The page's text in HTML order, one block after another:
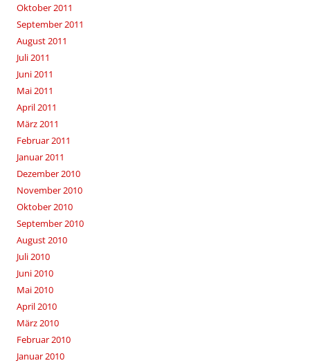
Oktober 2011
September 2011
August 2011
Juli 2011
Juni 2011
Mai 2011
April 2011
März 2011
Februar 2011
Januar 2011
Dezember 2010
November 2010
Oktober 2010
September 2010
August 2010
Juli 2010
Juni 2010
Mai 2010
April 2010
März 2010
Februar 2010
Januar 2010